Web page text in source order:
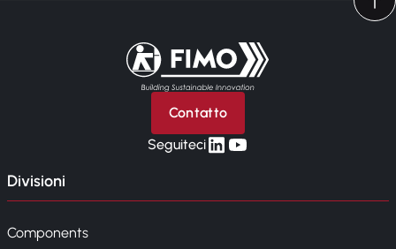
Torna alla pagina iniziale
Contatto
Seguitecilinkedin
yt
Divisioni
Components